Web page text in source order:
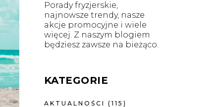
Porady fryzjerskie,
najnowsze trendy, nasze
akcje promocyjne i wiele
więcej. Z naszym blogiem
będziesz zawsze na bieżąco.
KATEGORIE
AKTUALNOŚCI (115)